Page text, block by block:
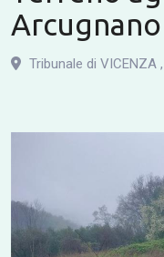
Tribunale di VICENZA ,